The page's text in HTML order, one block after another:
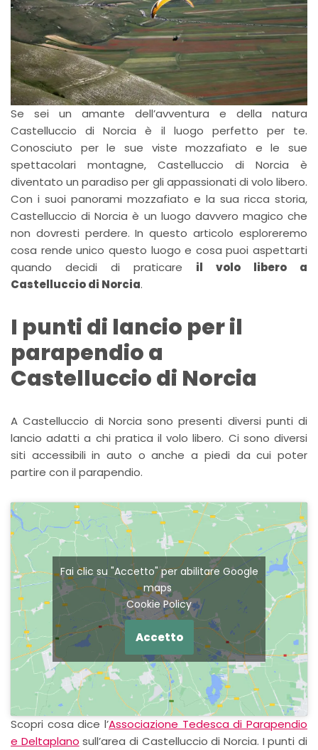
Se sei un amante dell’avventura e della natura
Castelluccio di Norcia è il luogo perfetto per te.
Conosciuto per le sue viste mozzafiato e le sue
spettacolari montagne, Castelluccio di Norcia è
diventato un paradiso per gli appassionati di volo libero.
Con i suoi panorami mozzafiato e la sua ricca storia,
Castelluccio di Norcia è un luogo davvero magico che
non dovresti perdere. In questo articolo esploreremo
cosa rende unico questo luogo e cosa puoi aspettarti
quando decidi di praticare il volo libero a
Castelluccio di Norcia.
I punti di lancio per il
parapendio a
Castelluccio di Norcia
A Castelluccio di Norcia sono presenti diversi punti di
lancio adatti a chi pratica il volo libero. Ci sono diversi
siti accessibili in auto o anche a piedi da cui poter
partire con il parapendio.
Fai clic su "Accetto" per abilitare Google
maps
Cookie Policy
Accetto
Scopri cosa dice l’Associazione Tedesca di Parapendio
e Deltaplano sull’area di Castelluccio di Norcia. I punti di